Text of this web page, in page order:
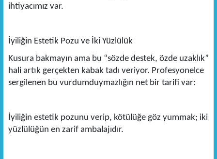
ihtiyacımız var.
İyiliğin Estetik Pozu ve İki Yüzlülük
Kusura bakmayın ama bu “sözde destek, özde uzaklık”
hali artık gerçekten kabak tadı veriyor. Profesyonelce
sergilenen bu vurdumduymazlığın net bir tarifi var:
İyiliğin estetik pozunu verip, kötülüğe göz yummak; iki
yüzlülüğün en zarif ambalajıdır.